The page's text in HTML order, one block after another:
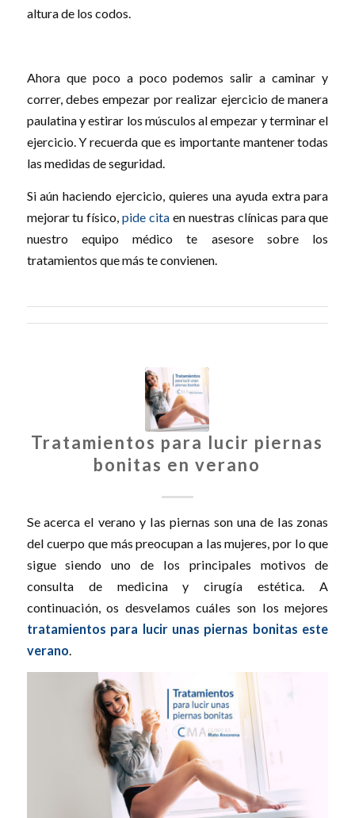
altura de los codos.
Ahora que poco a poco podemos salir a caminar y
correr, debes empezar por realizar ejercicio de manera
paulatina y estirar los músculos al empezar y terminar el
ejercicio. Y recuerda que es importante mantener todas
las medidas de seguridad.
Si aún haciendo ejercicio, quieres una ayuda extra para
mejorar tu físico,pide cita en nuestras clínicas para que
nuestro equipo médico te asesore sobre los
tratamientos que más te convienen.
Tratamientos para lucir piernas
bonitas en verano
Se acerca el verano y las piernas son una de las zonas
del cuerpo que más preocupan a las mujeres, por lo que
sigue siendo uno de los principales motivos de
consulta de medicina y cirugía estética. A
continuación, os desvelamos cuáles son los mejores
tratamientos para lucir unas piernas bonitas este
verano.